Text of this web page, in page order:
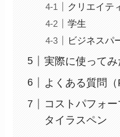
クリエイテ
学生
ビジネスパ
実際に使って
よくある質問（
コストパフォ
タイラスペン